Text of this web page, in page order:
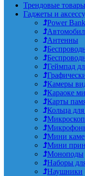
Трендовые
Гаджеты и
Power
Антенны
Геймпад
Камеры
Караоке
Карты
Кольца
Мини
Мини
Моноподы
Наборы
Наушники